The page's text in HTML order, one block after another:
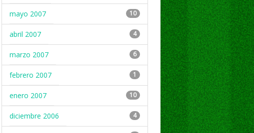
mayo 2007 10
abril 2007 4
marzo 2007 6
febrero 2007 1
enero 2007 10
diciembre 2006 4